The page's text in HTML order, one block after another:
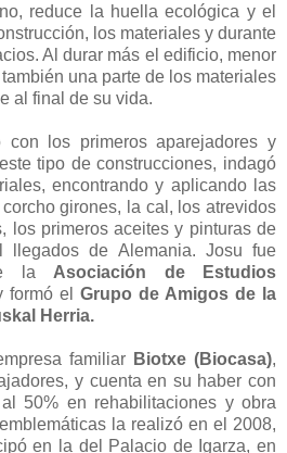
reduce la huella ecológica y el
los materiales y durante
Al durar más el edificio, menor
una parte de los materiales
al final de su vida.
con los primeros aparejadores y
tipo de construcciones, indagó
encontrando y aplicando las
girones, la cal, los atrevidos
los primeros aceites y pinturas de
llegados de Alemania. Josu fue
la Asociación de Estudios
formó el Grupo de Amigos de la
Herria.
familiar Biotxe (Biocasa),
y cuenta en su haber con
50% en rehabilitaciones y obra
la realizó en el 2008,
en la del Palacio de Igarza, en